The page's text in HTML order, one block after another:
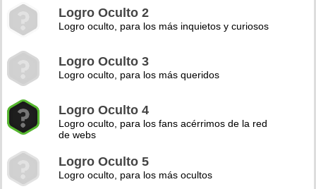
Logro Oculto 2
Logro oculto, para los más inquietos y curiosos
Logro Oculto 3
Logro oculto, para los más queridos
Logro Oculto 4
Logro oculto, para los fans acérrimos de la red
de webs
Logro Oculto 5
Logro oculto, para los más ocultos